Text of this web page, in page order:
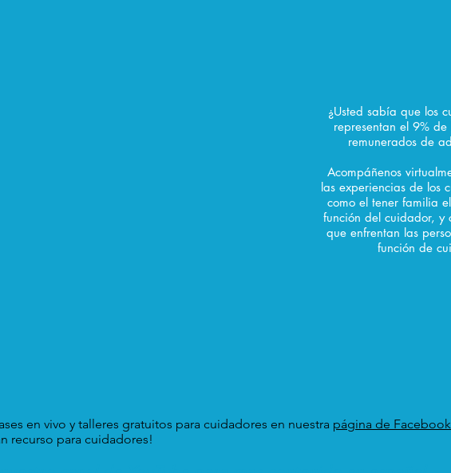
¿Usted sabía que los
representan el 9%
remunerados de
Acompáñenos
las experiencias de los
como el tener familia
función del cuidador, y
que enfrentan las
función de
en vivo y talleres gratuitos para cuidadores en nuestra página de Facebook
recurso para cuidadores!